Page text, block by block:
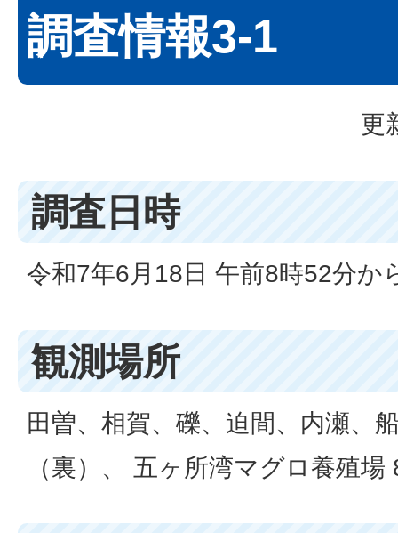
調査情報3-1
更
調査日時
令和7年6月18日 午前8時52分か
観測場所
田曽、相賀、礫、迫間、内瀬、
（裏）、 五ヶ所湾マグロ養殖場